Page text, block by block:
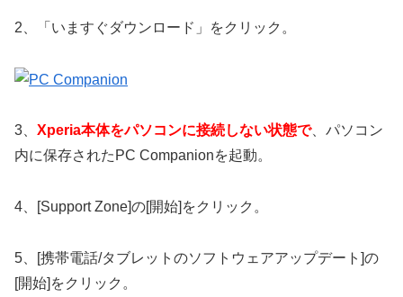
2、「いますぐダウンロード」をクリック。
3、 Xperia本体をパソコンに接続しない状態で、パソコン
内に保存されたPC Companionを起動。
4、[Support Zone]の[開始]をクリック。
5、[携帯電話/タブレットのソフトウェアアップデート]の
[開始]をクリック。